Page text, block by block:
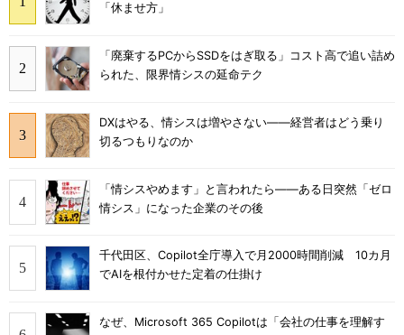
「休ませ方」
「廃棄するPCからSSDをはぎ取る」コスト高で追い詰め
られた、限界情シスの延命テク
DXはやる、情シスは増やさない――経営者はどう乗り
切るつもりなのか
「情シスやめます」と言われたら――ある日突然「ゼロ
情シス」になった企業のその後
千代田区、Copilot全庁導入で月2000時間削減 10カ月
でAIを根付かせた定着の仕掛け
なぜ、Microsoft 365 Copilotは「会社の仕事を理解す